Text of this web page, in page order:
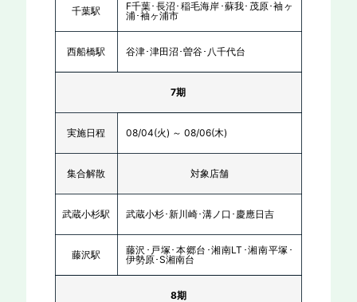
千葉駅
F千葉･長沼･稲毛海岸･蘇我･茂原･袖ヶ
浦･袖ヶ浦市
西船橋駅 谷津･津田沼･曽谷･八千代台
7期
実施日程 08/04(火) ～ 08/06(木)
集合解散 対象店舗
武蔵小杉駅 武蔵小杉･新川崎･溝ノ口･慶應日吉
藤沢駅
藤沢･戸塚･本郷台･湘南LT･湘南平塚･
伊勢原･S湘南台
8期